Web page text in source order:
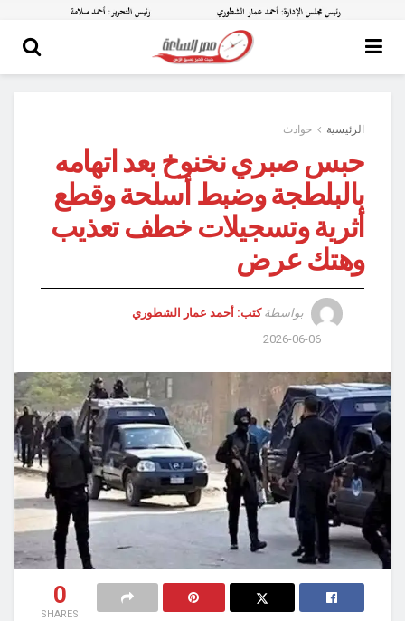
الرئيسية حوادث
حبس صبري نخنوخ بعد اتهامه
بالبلطجة وضبط أسلحة وقطع
أثرية وتسجيلات خطف تعذيب
وهتك عرض
بواسطة كتب: أحمد عمار الشطوري
2026-06-06
0
SHARES